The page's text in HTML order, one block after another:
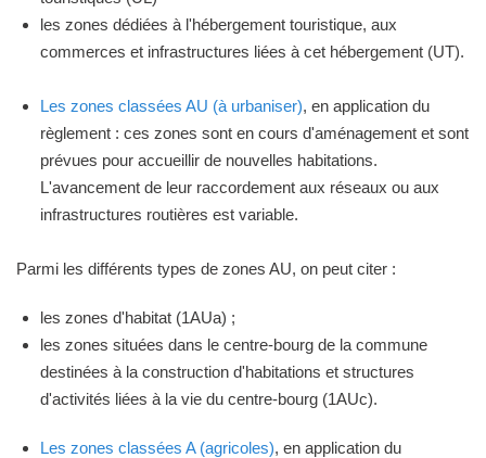
les zones dédiées à l'hébergement touristique, aux
commerces et infrastructures liées à cet hébergement (UT).
Les zones classées AU (à urbaniser), en application du
règlement : ces zones sont en cours d'aménagement et sont
prévues pour accueillir de nouvelles habitations.
L'avancement de leur raccordement aux réseaux ou aux
infrastructures routières est variable.
Parmi les différents types de zones AU, on peut citer :
les zones d'habitat (1AUa) ;
les zones situées dans le centre-bourg de la commune
destinées à la construction d'habitations et structures
d'activités liées à la vie du centre-bourg (1AUc).
Les zones classées A (agricoles), en application du